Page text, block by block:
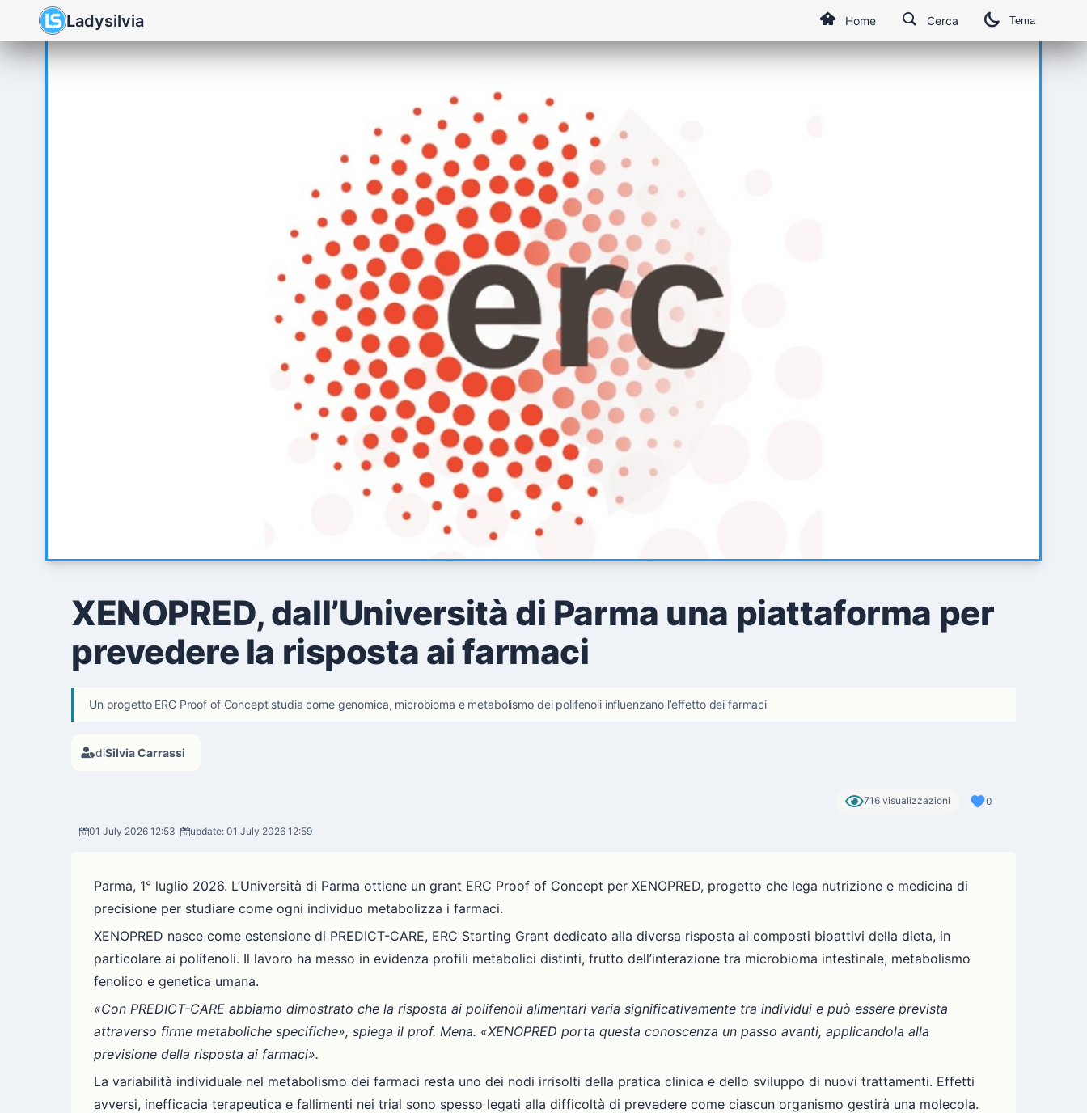
Ladysilvia Home Cerca Tema
XENOPRED, dall’Università di Parma una piattaforma per
prevedere la risposta ai farmaci
Un progetto ERC Proof of Concept studia come genomica, microbioma e metabolismo dei polifenoli influenzano l’effetto dei farmaci
diSilvia Carrassi
716 visualizzazioni 0
01 July 2026 12:53 update: 01 July 2026 12:59
Parma, 1° luglio 2026. L’Università di Parma ottiene un grant ERC Proof of Concept per XENOPRED, progetto che lega nutrizione e medicina di
precisione per studiare come ogni individuo metabolizza i farmaci.
XENOPRED nasce come estensione di PREDICT-CARE, ERC Starting Grant dedicato alla diversa risposta ai composti bioattivi della dieta, in
particolare ai polifenoli. Il lavoro ha messo in evidenza profili metabolici distinti, frutto dell’interazione tra microbioma intestinale, metabolismo
fenolico e genetica umana.
«Con PREDICT-CARE abbiamo dimostrato che la risposta ai polifenoli alimentari varia significativamente tra individui e può essere prevista
attraverso firme metaboliche specifiche», spiega il prof. Mena. «XENOPRED porta questa conoscenza un passo avanti, applicandola alla
previsione della risposta ai farmaci».
La variabilità individuale nel metabolismo dei farmaci resta uno dei nodi irrisolti della pratica clinica e dello sviluppo di nuovi trattamenti. Effetti
avversi, inefficacia terapeutica e fallimenti nei trial sono spesso legati alla difficoltà di prevedere come ciascun organismo gestirà una molecola.